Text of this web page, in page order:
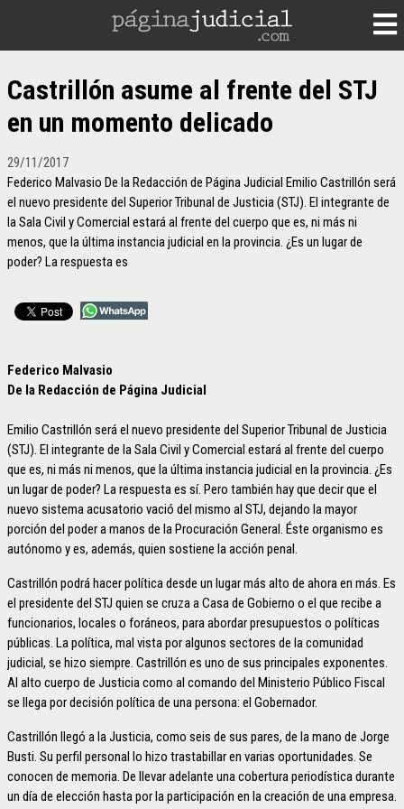
Castrillón asume al frente del STJ
en un momento delicado
29/11/2017
Federico Malvasio De la Redacción de Página Judicial Emilio Castrillón será
el nuevo presidente del Superior Tribunal de Justicia (STJ). El integrante de
la Sala Civil y Comercial estará al frente del cuerpo que es, ni más ni
menos, que la última instancia judicial en la provincia. ¿Es un lugar de
poder? La respuesta es
Federico Malvasio
De la Redacción de Página Judicial
Emilio Castrillón será el nuevo presidente del Superior Tribunal de Justicia
(STJ). El integrante de la Sala Civil y Comercial estará al frente del cuerpo
que es, ni más ni menos, que la última instancia judicial en la provincia. ¿Es
un lugar de poder? La respuesta es sí. Pero también hay que decir que el
nuevo sistema acusatorio vació del mismo al STJ, dejando la mayor
porción del poder a manos de la Procuración General. Éste organismo es
autónomo y es, además, quien sostiene la acción penal.
Castrillón podrá hacer política desde un lugar más alto de ahora en más. Es
el presidente del STJ quien se cruza a Casa de Gobierno o el que recibe a
funcionarios, locales o foráneos, para abordar presupuestos o políticas
públicas. La política, mal vista por algunos sectores de la comunidad
judicial, se hizo siempre. Castrillón es uno de sus principales exponentes.
Al alto cuerpo de Justicia como al comando del Ministerio Público Fiscal
se llega por decisión política de una persona: el Gobernador.
Castrillón llegó a la Justicia, como seis de sus pares, de la mano de Jorge
Busti. Su perfil personal lo hizo trastabillar en varias oportunidades. Se
conocen de memoria. De llevar adelante una cobertura periodística durante
un día de elección hasta por la participación en la creación de una empresa.